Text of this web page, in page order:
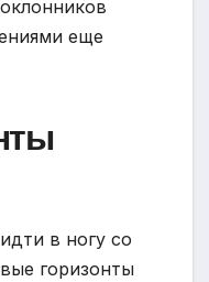
еще
в ногу со
горизонты